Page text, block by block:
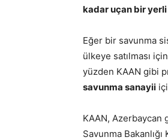
kadar uçan bir
Eğer bir savunma
ülkeye satılması için
yüzden KAAN gibi
savunma sanayii
KAAN, Azerbaycan
Savunma